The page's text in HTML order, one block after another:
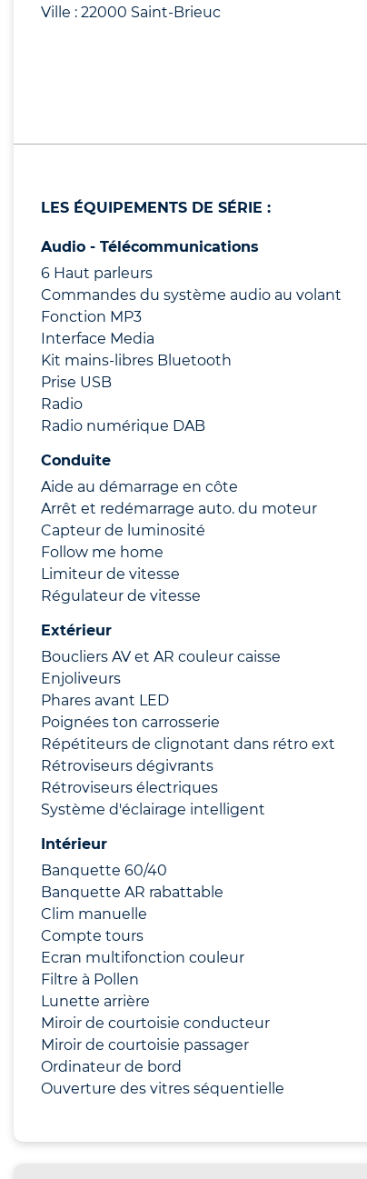
Ville : 22000 Saint-Brieuc
LES ÉQUIPEMENTS DE SÉRIE :
Audio - Télécommunications
6 Haut parleurs
Commandes du système audio au volant
Fonction MP3
Interface Media
Kit mains-libres Bluetooth
Prise USB
Radio
Radio numérique DAB
Conduite
Aide au démarrage en côte
Arrêt et redémarrage auto. du moteur
Capteur de luminosité
Follow me home
Limiteur de vitesse
Régulateur de vitesse
Extérieur
Boucliers AV et AR couleur caisse
Enjoliveurs
Phares avant LED
Poignées ton carrosserie
Répétiteurs de clignotant dans rétro ext
Rétroviseurs dégivrants
Rétroviseurs électriques
Système d'éclairage intelligent
Intérieur
Banquette 60/40
Banquette AR rabattable
Clim manuelle
Compte tours
Ecran multifonction couleur
Filtre à Pollen
Lunette arrière
Miroir de courtoisie conducteur
Miroir de courtoisie passager
Ordinateur de bord
Ouverture des vitres séquentielle